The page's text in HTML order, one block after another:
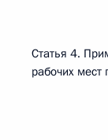
Статья 4.
рабочих мест